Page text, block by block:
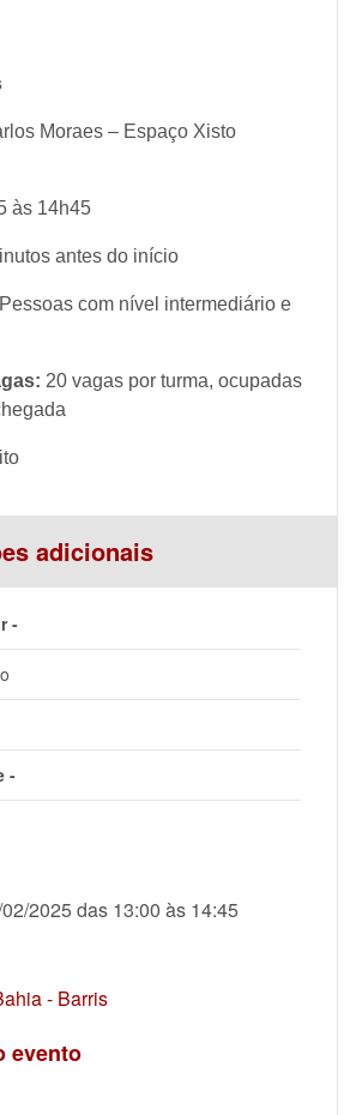
Moraes – Espaço Xisto
às 14h45
antes do início
Pessoas com nível intermediário e
20 vagas por turma, ocupadas
adicionais
-
-
2025 das 13:00 às 14:45
- Barris
evento